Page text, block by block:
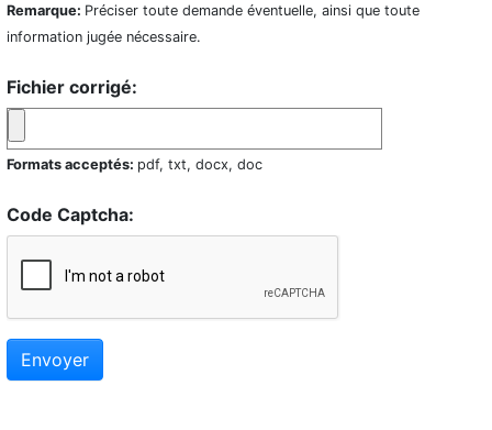
Remarque: Préciser toute demande éventuelle, ainsi que toute
information jugée nécessaire.
Fichier corrigé:
Formats acceptés: pdf, txt, docx, doc
Code Captcha:
Envoyer